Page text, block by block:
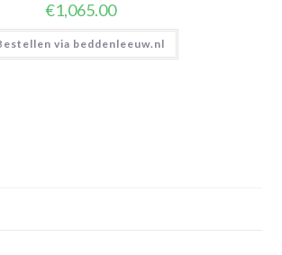
€1,065.00
via beddenleeuw.nl